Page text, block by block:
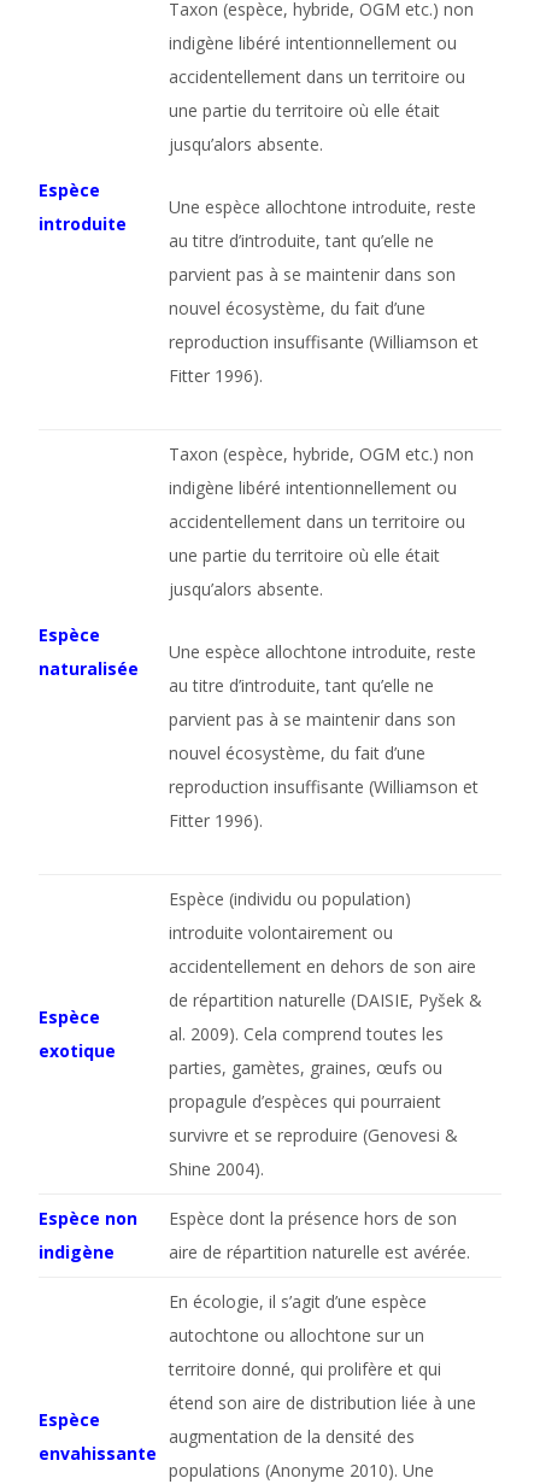
Espèce
introduite
Taxon (espèce, hybride, OGM etc.) non
indigène libéré intentionnellement ou
accidentellement dans un territoire ou
une partie du territoire où elle était
jusqu’alors absente.
Une espèce allochtone introduite, reste
au titre d’introduite, tant qu’elle ne
parvient pas à se maintenir dans son
nouvel écosystème, du fait d’une
reproduction insuffisante (Williamson et
Fitter 1996).
Espèce
naturalisée
Taxon (espèce, hybride, OGM etc.) non
indigène libéré intentionnellement ou
accidentellement dans un territoire ou
une partie du territoire où elle était
jusqu’alors absente.
Une espèce allochtone introduite, reste
au titre d’introduite, tant qu’elle ne
parvient pas à se maintenir dans son
nouvel écosystème, du fait d’une
reproduction insuffisante (Williamson et
Fitter 1996).
Espèce
exotique
Espèce (individu ou population)
introduite volontairement ou
accidentellement en dehors de son aire
de répartition naturelle (DAISIE, Pyšek &
al. 2009). Cela comprend toutes les
parties, gamètes, graines, œufs ou
propagule d’espèces qui pourraient
survivre et se reproduire (Genovesi &
Shine 2004).
Espèce non
indigène
Espèce dont la présence hors de son
aire de répartition naturelle est avérée.
Espèce
envahissante
En écologie, il s’agit d’une espèce
autochtone ou allochtone sur un
territoire donné, qui prolifère et qui
étend son aire de distribution liée à une
augmentation de la densité des
populations (Anonyme 2010). Une